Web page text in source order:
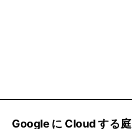
Google に Cloud する庭